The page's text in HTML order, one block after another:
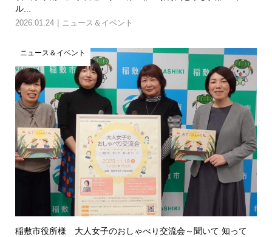
ル...
2026.01.24 ニュース＆イベント
ニュース＆イベント
稲敷市役所様 大人女子のおしゃべり交流会～聞いて 知って